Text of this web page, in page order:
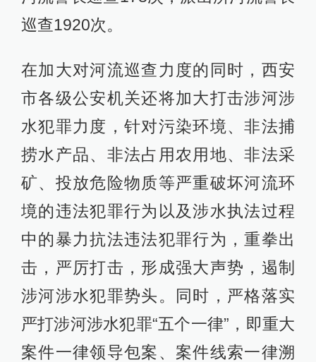
巡查1920次。
在加大对河流巡查力度的同时，西安
市各级公安机关还将加大打击涉河涉
水犯罪力度，针对污染环境、非法捕
捞水产品、非法占用农用地、非法采
矿、投放危险物质等严重破坏河流环
境的违法犯罪行为以及涉水执法过程
中的暴力抗法违法犯罪行为，重拳出
击，严厉打击，形成强大声势，遏制
涉河涉水犯罪势头。同时，严格落实
严打涉河涉水犯罪“五个一律”，即重大
案件一律领导包案、案件线索一律溯